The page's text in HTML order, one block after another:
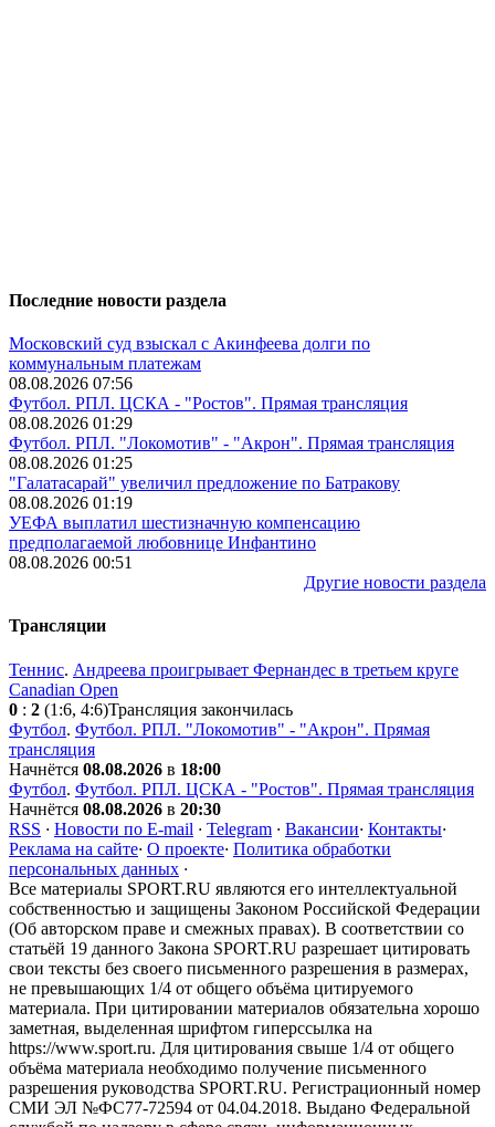
Последние новости раздела
Московский суд взыскал с Акинфеева долги по
коммунальным платежам
08.08.2026 07:56
Футбол. РПЛ. ЦСКА - "Ростов". Прямая трансляция
08.08.2026 01:29
Футбол. РПЛ. "Локомотив" - "Акрон". Прямая трансляция
08.08.2026 01:25
"Галатасарай" увеличил предложение по Батракову
08.08.2026 01:19
УЕФА выплатил шестизначную компенсацию
предполагаемой любовнице Инфантино
08.08.2026 00:51
Другие новости раздела
Трансляции
Теннис. Андреева проигрывает Фернандес в третьем круге
Canadian Open
0 : 2 (1:6, 4:6)Трансляция закончилась
Футбол. Футбол. РПЛ. "Локомотив" - "Акрон". Прямая
трансляция
Начнётся 08.08.2026 в 18:00
Футбол. Футбол. РПЛ. ЦСКА - "Ростов". Прямая трансляция
Начнётся 08.08.2026 в 20:30
RSS · Новости по E-mail · Telegram · Вакансии· Контакты·
Реклама на сайте· О проекте· Политика обработки
персональных данных ·
Все материалы SPORT.RU являются его интеллектуальной
собственностью и защищены Законом Российской Федерации
(Об авторском праве и смежных правах). В соответствии со
статьёй 19 данного Закона SPORT.RU разрешает цитировать
свои тексты без своего письменного разрешения в размерах,
не превышающих 1/4 от общего объёма цитируемого
материала. При цитировании материалов обязательна хорошо
заметная, выделенная шрифтом гиперссылка на
https://www.sport.ru. Для цитирования свыше 1/4 от общего
объёма материала необходимо получение письменного
разрешения руководства SPORT.RU. Регистрационный номер
СМИ ЭЛ №ФС77-72594 от 04.04.2018. Выдано Федеральной